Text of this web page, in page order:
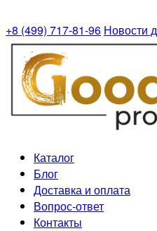
+8 (499) 717-81-96 Новости
Каталог
Блог
Доставка и оплата
Вопрос-ответ
Контакты